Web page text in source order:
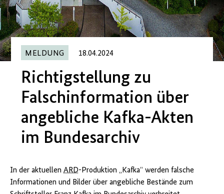
MELDUNG 18.04.2024
Richtigstellung zu
Falschinformation über
angebliche Kafka-Akten
im Bundesarchiv
In der aktuellen ARD-Produktion „Kafka“ werden falsche
Informationen und Bilder über angebliche Bestände zum